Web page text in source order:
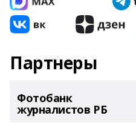
Партнеры
Фотобанк
журналистов РБ